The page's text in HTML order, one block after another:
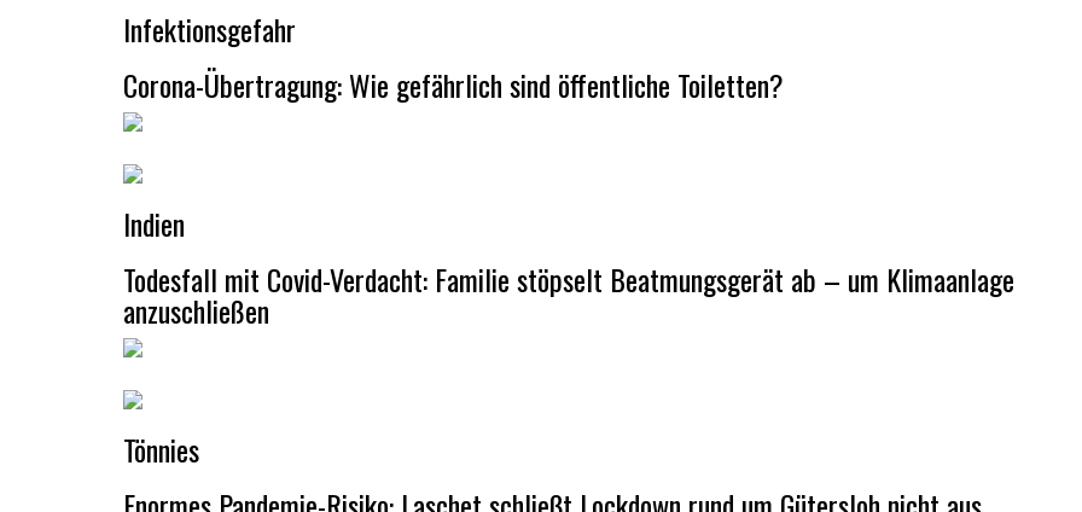
Infektionsgefahr
Corona-Übertragung: Wie gefährlich sind öffentliche Toiletten?
Indien
Todesfall mit Covid-Verdacht: Familie stöpselt Beatmungsgerät ab – um Klimaanlage
anzuschließen
Tönnies